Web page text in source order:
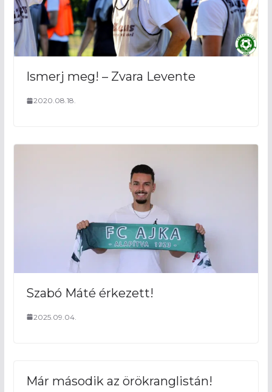
Ismerj meg! – Zvara Levente
2020.08.18.
Szabó Máté érkezett!
2025.09.04.
Már második az örökranglistán!